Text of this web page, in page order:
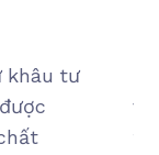
khâu tư